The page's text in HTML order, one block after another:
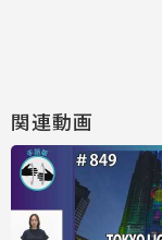
関連動画